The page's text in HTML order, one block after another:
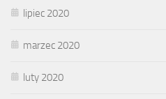
lipiec 2020
marzec 2020
luty 2020